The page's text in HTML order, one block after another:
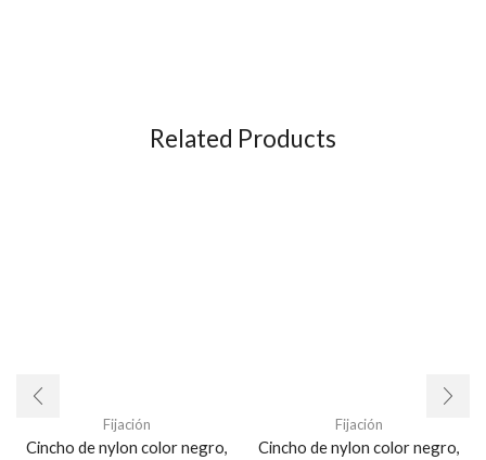
Related Products
Fijación
Cincho de nylon color negro,
Fijación
Cincho de nylon color negro,